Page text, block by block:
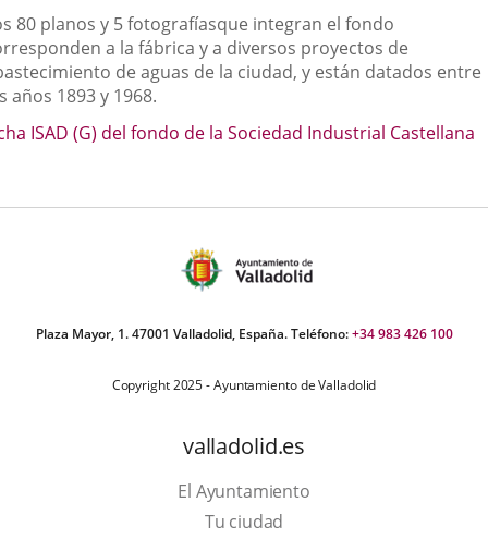
80 planos y 5 fotografíasque integran el fondo
a la fábrica y a diversos proyectos de
de aguas de la ciudad, y están datados entre
años 1893 y 1968.
ISAD (G) del fondo de la Sociedad Industrial Castellana
Plaza Mayor, 1. 47001 Valladolid, España. Teléfono:+34 983 426 100
Copyright 2025 - Ayuntamiento de Valladolid
valladolid.es
El Ayuntamiento
Tu ciudad